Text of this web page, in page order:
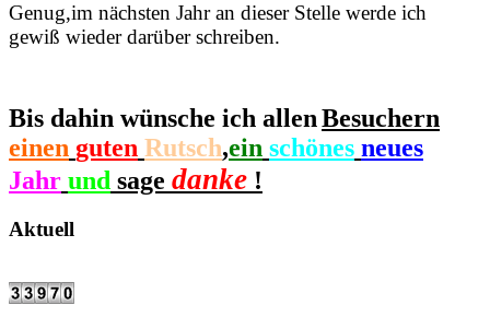
Genug,im nächsten Jahr an dieser Stelle werde ich
gewiß wieder darüber schreiben.
Bis dahin wünsche ich allenBesuchern
einen guten Rutsch,ein schönes neues
Jahr und sage danke !
Aktuell